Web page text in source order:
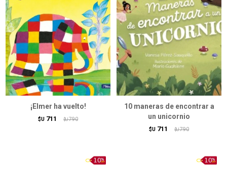
¡Elmer ha vuelto!
$U 711 $U 790
10 maneras de encontrar a
un unicornio
$U 711 $U 790